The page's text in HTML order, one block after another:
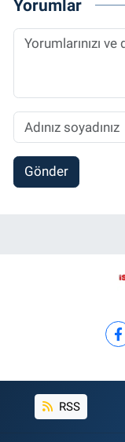
Yorumlar
Gönder
RSS